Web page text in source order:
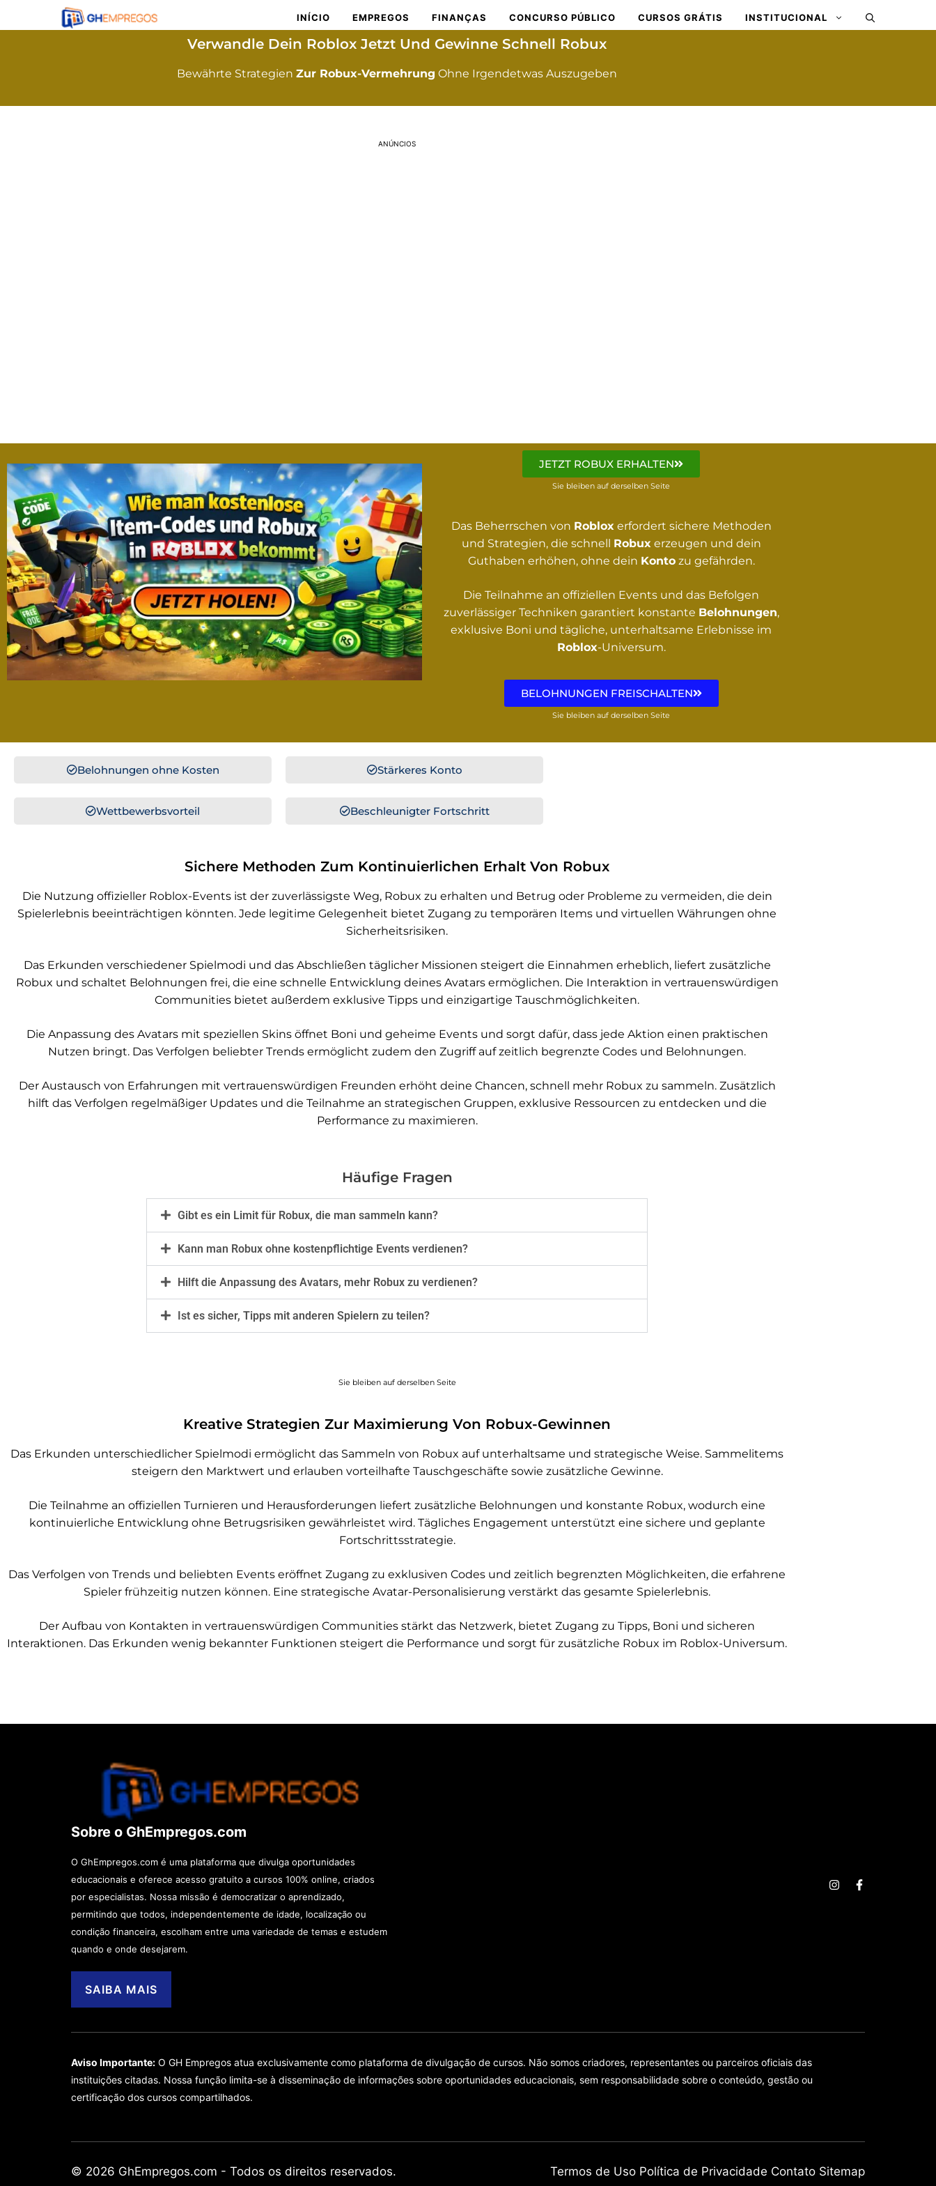
INÍCIO EMPREGOS FINANÇAS CONCURSO PÚBLICO CURSOS GRÁTIS INSTITUCIONAL
Verwandle Dein Roblox Jetzt Und Gewinne Schnell Robux
Bewährte Strategien Zur Robux-Vermehrung Ohne Irgendetwas Auszugeben
ANÚNCIOS
JETZT ROBUX ERHALTEN
Sie bleiben auf derselben Seite
Das Beherrschen von Roblox erfordert sichere Methoden
und Strategien, die schnell Robux erzeugen und dein
Guthaben erhöhen, ohne dein Kontozu gefährden.
Die Teilnahme an offiziellen Events und das Befolgen
zuverlässiger Techniken garantiert konstante Belohnungen,
exklusive Boni und tägliche, unterhaltsame Erlebnisse im
Roblox-Universum.
BELOHNUNGEN FREISCHALTEN
Sie bleiben auf derselben Seite
Belohnungen ohne Kosten Stärkeres Konto
Wettbewerbsvorteil Beschleunigter Fortschritt
Sichere Methoden Zum Kontinuierlichen Erhalt Von Robux
Die Nutzung offizieller Roblox-Events ist der zuverlässigste Weg, Robux zu erhalten und Betrug oder Probleme zu vermeiden, die dein
Spielerlebnis beeinträchtigen könnten. Jede legitime Gelegenheit bietet Zugang zu temporären Items und virtuellen Währungen ohne
Sicherheitsrisiken.
Das Erkunden verschiedener Spielmodi und das Abschließen täglicher Missionen steigert die Einnahmen erheblich, liefert zusätzliche
Robux und schaltet Belohnungen frei, die eine schnelle Entwicklung deines Avatars ermöglichen. Die Interaktion in vertrauenswürdigen
Communities bietet außerdem exklusive Tipps und einzigartige Tauschmöglichkeiten.
Die Anpassung des Avatars mit speziellen Skins öffnet Boni und geheime Events und sorgt dafür, dass jede Aktion einen praktischen
Nutzen bringt. Das Verfolgen beliebter Trends ermöglicht zudem den Zugriff auf zeitlich begrenzte Codes und Belohnungen.
Der Austausch von Erfahrungen mit vertrauenswürdigen Freunden erhöht deine Chancen, schnell mehr Robux zu sammeln. Zusätzlich
hilft das Verfolgen regelmäßiger Updates und die Teilnahme an strategischen Gruppen, exklusive Ressourcen zu entdecken und die
Performance zu maximieren.
Häufige Fragen
Gibt es ein Limit für Robux, die man sammeln kann?
Kann man Robux ohne kostenpflichtige Events verdienen?
Hilft die Anpassung des Avatars, mehr Robux zu verdienen?
Ist es sicher, Tipps mit anderen Spielern zu teilen?
Sie bleiben auf derselben Seite
Kreative Strategien Zur Maximierung Von Robux-Gewinnen
Das Erkunden unterschiedlicher Spielmodi ermöglicht das Sammeln von Robux auf unterhaltsame und strategische Weise. Sammelitems
steigern den Marktwert und erlauben vorteilhafte Tauschgeschäfte sowie zusätzliche Gewinne.
Die Teilnahme an offiziellen Turnieren und Herausforderungen liefert zusätzliche Belohnungen und konstante Robux, wodurch eine
kontinuierliche Entwicklung ohne Betrugsrisiken gewährleistet wird. Tägliches Engagement unterstützt eine sichere und geplante
Fortschrittsstrategie.
Das Verfolgen von Trends und beliebten Events eröffnet Zugang zu exklusiven Codes und zeitlich begrenzten Möglichkeiten, die erfahrene
Spieler frühzeitig nutzen können. Eine strategische Avatar-Personalisierung verstärkt das gesamte Spielerlebnis.
Der Aufbau von Kontakten in vertrauenswürdigen Communities stärkt das Netzwerk, bietet Zugang zu Tipps, Boni und sicheren
Interaktionen. Das Erkunden wenig bekannter Funktionen steigert die Performance und sorgt für zusätzliche Robux im Roblox-Universum.
Sobre o GhEmpregos.com
O GhEmpregos.com é uma plataforma que divulga oportunidades
educacionais e oferece acesso gratuito a cursos 100% online, criados
por especialistas. Nossa missão é democratizar o aprendizado,
permitindo que todos, independentemente de idade, localização ou
condição financeira, escolham entre uma variedade de temas e estudem
quando e onde desejarem.
SAIBA MAIS
Aviso Importante: O GH Empregos atua exclusivamente como plataforma de divulgação de cursos. Não somos criadores, representantes ou parceiros oficiais das
instituições citadas. Nossa função limita-se à disseminação de informações sobre oportunidades educacionais, sem responsabilidade sobre o conteúdo, gestão ou
certificação dos cursos compartilhados.
© 2026 GhEmpregos.com - Todos os direitos reservados. Termos de Uso Política de Privacidade Contato Sitemap